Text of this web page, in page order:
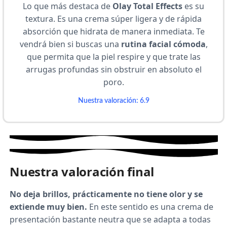
Lo que más destaca de Olay Total Effects es su
textura. Es una crema súper ligera y de rápida
absorción que hidrata de manera inmediata. Te
vendrá bien si buscas una rutina facial cómoda,
que permita que la piel respire y que trate las
arrugas profundas sin obstruir en absoluto el
poro.
Nuestra valoración: 6.9
Nuestra valoración final
No deja brillos, prácticamente no tiene olor y se
extiende muy bien. En este sentido es una crema de
presentación bastante neutra que se adapta a todas